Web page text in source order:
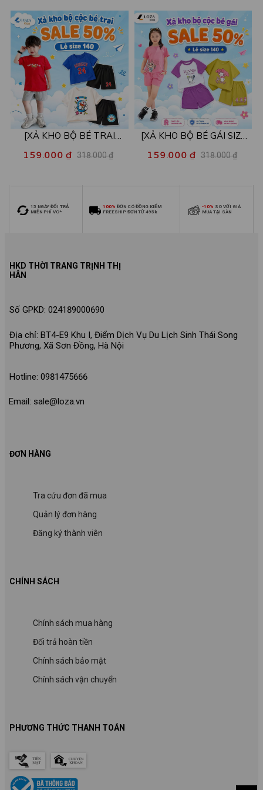
26kg - Loza Kids XB004
26kg - Loza Kids XB005
[XẢ KHO BỘ BÉ TRAI
nhiều mẫu - Quần áo bé trai
159.000 ₫ 318.000 ₫
[XẢ KHO BỘ BÉ GÁI SIZE
mẫu - Quần áo bé gái từ 26-
159.000 ₫ 318.000 ₫
15 NGÀY ĐỔI TRẢ
MIỄN PHÍ VC*
100% ĐƠN CÓ ĐỒNG KIỂM
FREESHIP ĐƠN TỪ 495k
-10% SO VỚI GIÁ
MUA TẠI SÀN
CHÍNH SÁCH
Chính sách mua hàng
Đổi trả hoàn tiền
Chính sách bảo mật
Chính sách vận chuyển
HKD THỜI TRANG TRỊNH THỊ
HÂN
Số GPKD: 024189000690
Địa chỉ: BT4-E9 Khu I, Điểm Dịch Vụ Du Lịch Sinh Thái Song
Phương, Xã Sơn Đồng, Hà Nội
Hotline: 0981475666
Email: sale@loza.vn
ĐƠN HÀNG
Tra cứu đơn đã mua
Quản lý đơn hàng
Đăng ký thành viên
PHƯƠNG THỨC THANH TOÁN